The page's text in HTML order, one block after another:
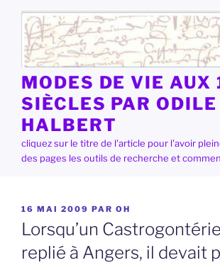
contenu
principal
MODES DE VIE AUX
SIÈCLES PAR ODILE
HALBERT
cliquez sur le titre de l'article pour l'avoir
des pages les outils de recherche et
PUBLIÉ
LE
16 MAI 2009 PAR OH
Lorsqu’un
replié à Angers, il devait